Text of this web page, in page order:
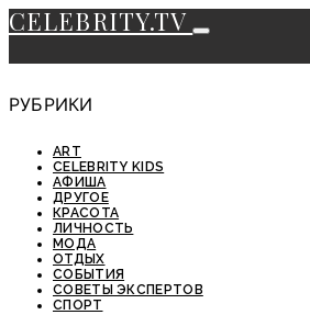
CELEBRITY.TV
РУБРИКИ
ART
CELEBRITY KIDS
АФИША
ДРУГОЕ
КРАСОТА
ЛИЧНОСТЬ
МОДА
ОТДЫХ
СОБЫТИЯ
СОВЕТЫ ЭКСПЕРТОВ
СПОРТ